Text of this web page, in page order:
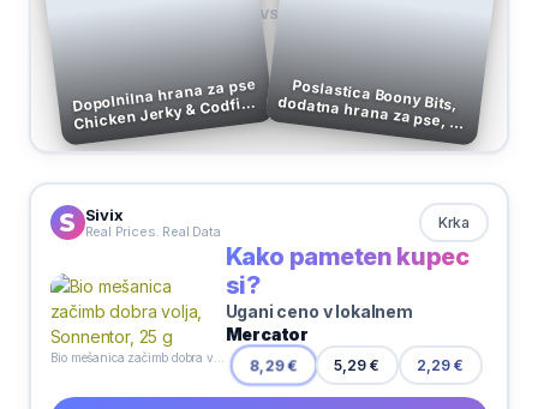
Dopolnilna hrana za pse
Chicken Jerky & Codfish
Sandwiches, 100 g
VS
Poslastica Boony Bits,
dodatna hrana za pse, 55
g
Sivix
Real Prices. Real Data Krka
Kako pameten kupec
si?
Ugani ceno v lokalnem
Mercator
8,29 € 5,29 € 2,29 €